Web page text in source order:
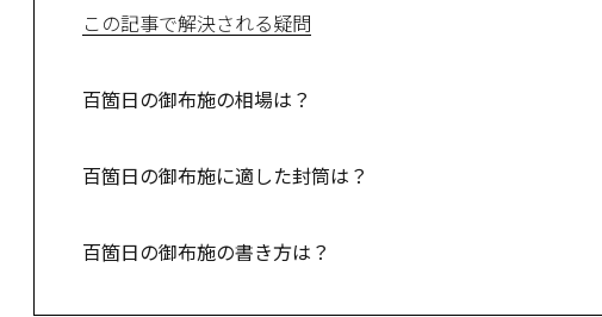
この記事で解決される疑問
百箇日の御布施の相場は？
百箇日の御布施に適した封筒は？
百箇日の御布施の書き方は？